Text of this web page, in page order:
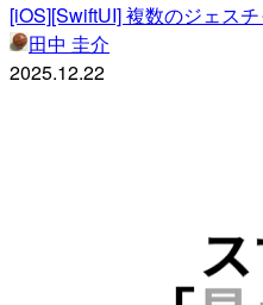
[iOS][SwiftUI] 複数のジェス
田中 圭介
2025.12.22